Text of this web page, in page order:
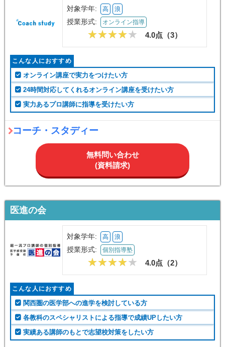
対象学年: 高 浪
授業形式: オンライン指導
4.0点（3）
こんな人におすすめ
オンライン講座で実力をつけたい方
24時間対応してくれるオンライン講座を受けたい方
実力あるプロ講師に指導を受けたい方
コーチ・スタディー
無料問い合わせ
(資料請求)
医進の会
対象学年: 高 浪
授業形式: 個別指導塾
4.0点（2）
こんな人におすすめ
関西圏の医学部への進学を検討している方
各教科のスペシャリストによる指導で成績UPしたい方
実績ある講師のもとで志望校対策をしたい方